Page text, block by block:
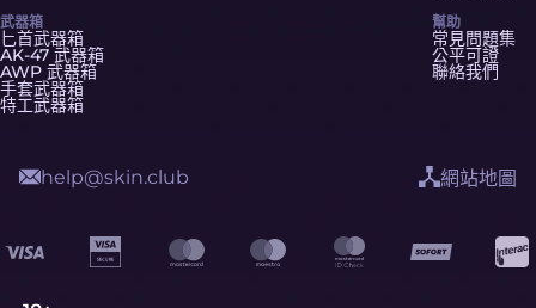
武器箱
匕首武器箱
AK-47 武器箱
AWP 武器箱
手套武器箱
特工武器箱
幫助
常見問題集
公平可證
聯絡我們
help@skin.club 網站地圖